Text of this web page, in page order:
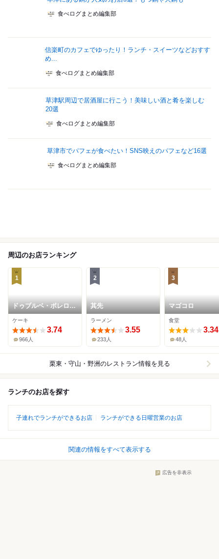
食べログまとめ編集部
信楽町のカフェでゆったり！ランチ・スイーツなどおすす
め...
食べログまとめ編集部
草津駅周辺で居酒屋に行こう！美味しい酒と肴を楽しむ
20選
食べログまとめ編集部
草津市でパフェが食べたい！SNS映えのパフェなど16選
食べログまとめ編集部
周辺のお店ランキング
1
ドゥブルベ・ボレロ
守山本店
ケーキ
3.74
966人
2
其先
ラーメン
3.55
233人
3
マゴコロ
食堂
3.34
48人
栗東・守山・野洲のレストラン情報を見る
ランチのお店を探す
子連れでランチができるお店 ランチができる日曜営業のお店
関連の情報をすべて表示する
広告を非表示